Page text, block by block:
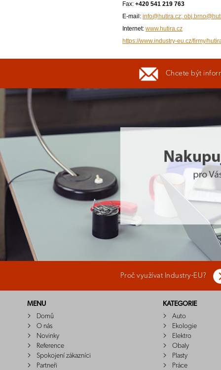
Fax: +420 541 219 763
E-mail: info@hutira.cz;
Internet: www.hutira.cz
https://www.industry-eu.cz/firmy/
Chcete být
Proč využívat Industry-EU?
MENU
Domů
O nás
Novinky
Reference
Spokojení zákazníci
Partneři
KATEGORIE
Auto
Ekologie
Elektro
Obaly
Plasty
Práce